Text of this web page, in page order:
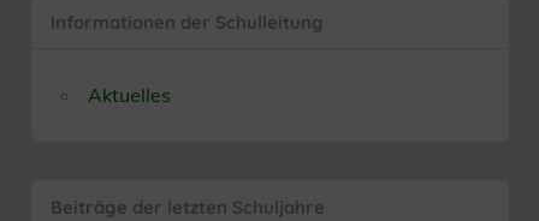
Informationen der Schulleitung
Aktuelles
Beiträge der letzten Schuljahre